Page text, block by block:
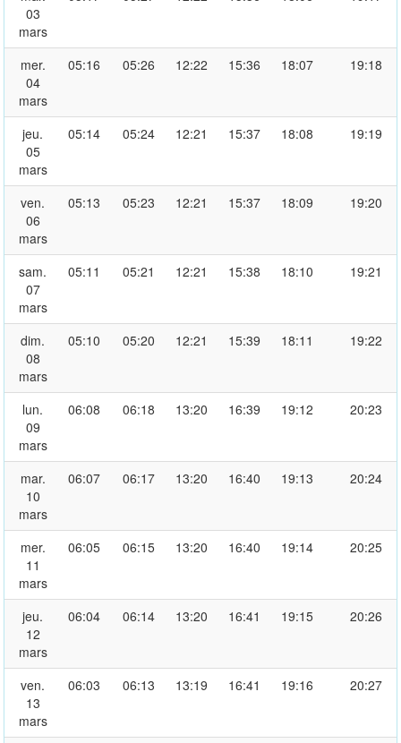
03
mars
mer.
04
mars
05:16 05:26 12:22 15:36 18:07 19:18
jeu.
05
mars
05:14 05:24 12:21 15:37 18:08 19:19
ven.
06
mars
05:13 05:23 12:21 15:37 18:09 19:20
sam.
07
mars
05:11 05:21 12:21 15:38 18:10 19:21
dim.
08
mars
05:10 05:20 12:21 15:39 18:11 19:22
lun.
09
mars
06:08 06:18 13:20 16:39 19:12 20:23
mar.
10
mars
06:07 06:17 13:20 16:40 19:13 20:24
mer.
11
mars
06:05 06:15 13:20 16:40 19:14 20:25
jeu.
12
mars
06:04 06:14 13:20 16:41 19:15 20:26
ven.
13
mars
06:03 06:13 13:19 16:41 19:16 20:27